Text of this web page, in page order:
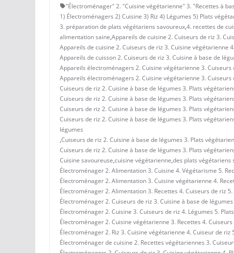
"Électroménager" 2. "Cuisine végétarienne" 3. "Recettes à
1) Électroménagers 2) Cuisine 3) Riz 4) Légumes 5) Plats
3. préparation de plats végétariens savoureux,4. recettes de
alimentation saine,Appareils de cuisine 2. Cuiseurs de riz 3.
Appareils de cuisine 2. Cuiseurs de riz 3. Cuisine végétarienne
Appareils de cuisson 2. Cuiseurs de riz 3. Cuisine à base de
Appareils électroménagers 2. Cuisine végétarienne 3.
Appareils électroménagers 2. Cuisine végétarienne 3.
Cuiseurs de riz 2. Cuisine à base de légumes 3. Plats
Cuiseurs de riz 2. Cuisine à base de légumes 3. Plats
Cuiseurs de riz 2. Cuisine à base de légumes 3. Plats
Cuiseurs de riz 2. Cuisine à base de légumes 3. Plats
légumes
,Cuiseurs de riz 2. Cuisine à base de légumes 3. Plats
Cuiseurs de riz 2. Cuisine à base de légumes 3. Plats
Cuisine savoureuse,cuisine végétarienne,des plats végétariens
Électroménager 2. Alimentation 3. Cuisine 4. Végétarisme 5.
Électroménager 2. Alimentation 3. Cuisine végétarienne 4.
Électroménager 2. Alimentation 3. Recettes 4. Cuiseurs de riz
Électroménager 2. Cuiseurs de riz 3. Cuisine à base de
Électroménager 2. Cuisine 3. Cuiseurs de riz 4. Légumes 5.
Électroménager 2. Cuisine végétarienne 3. Recettes 4.
Électroménager 2. Riz 3. Cuisine végétarienne 4. Cuiseur de riz
Électroménager de cuisine 2. Recettes végétariennes 3.